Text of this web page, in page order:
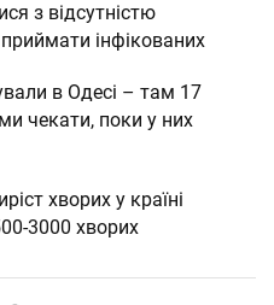
з відсутністю
інфікованих
в Одесі – там 17
чекати, поки у них
хворих у країні
3000 хворих